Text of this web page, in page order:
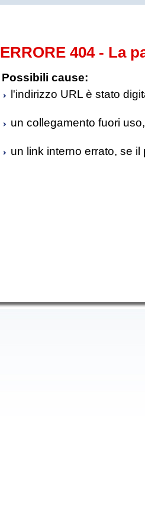
ERRORE 404 - La
Possibili cause:
l'indirizzo URL è stato
un collegamento fuori
un link interno errato, se